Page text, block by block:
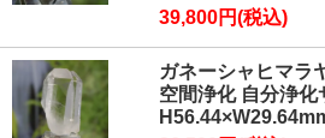
39,800円(税込)
ガネーシャヒマラ
空間浄化 自分浄化